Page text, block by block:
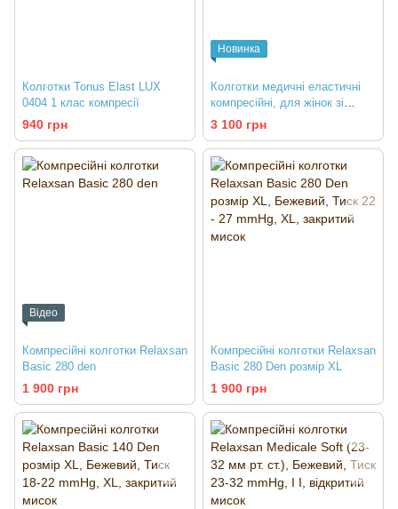
Колготки Tonus Elast LUX
0404 1 клас компресії
940 грн
Новинка
Колготки медичні еластичні
компресійні, для жінок зі
збільшеним об'ємом стегон
3 100 грн
Відео
Компресійні колготки Relaxsan
Basic 280 den
1 900 грн
Компресійні колготки Relaxsan
Basic 280 Den розмір XL
1 900 грн